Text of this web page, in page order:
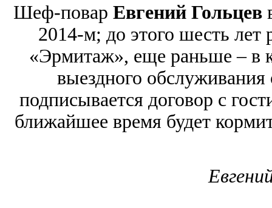
Шеф-повар Евгений Гольцев
2014-м; до этого шесть лет
«Эрмитаж», еще раньше – в
выездного обслуживания
подписывается договор с
ближайшее время будет